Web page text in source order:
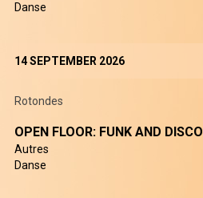
Danse
14 SEPTEMBER 2026
Rotondes
OPEN FLOOR: FUNK AND DISCO
Autres
Danse